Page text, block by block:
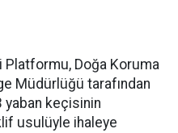
Platformu, Doğa Koruma
Müdürlüğü tarafından
yaban keçisinin
usulüyle ihaleye